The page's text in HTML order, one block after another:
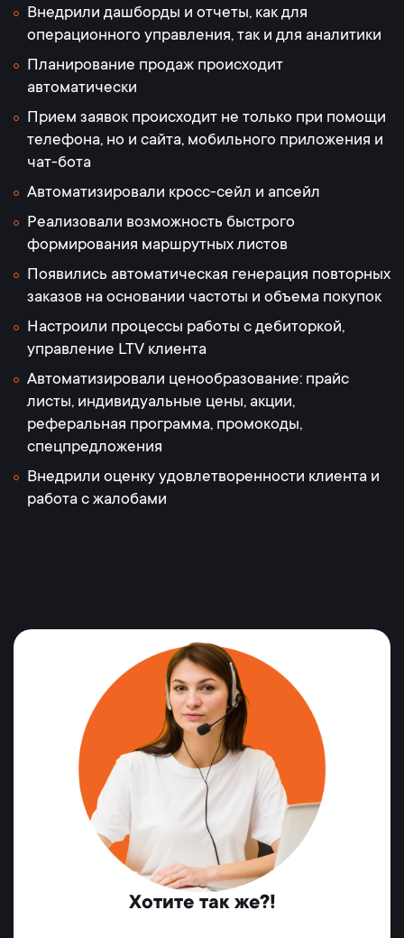
Внедрили дашборды и отчеты, как для
операционного управления, так и для аналитики
Планирование продаж происходит
автоматически
Прием заявок происходит не только при помощи
телефона, но и сайта, мобильного приложения и
чат-бота
Автоматизировали кросс-сейл и апсейл
Реализовали возможность быстрого
формирования маршрутных листов
Появились автоматическая генерация повторных
заказов на основании частоты и объема покупок
Настроили процессы работы с дебиторкой,
управление LTV клиента
Автоматизировали ценообразование: прайс
листы, индивидуальные цены, акции,
реферальная программа, промокоды,
спецпредложения
Внедрили оценку удовлетворенности клиента и
работа с жалобами
Хотите так же?!